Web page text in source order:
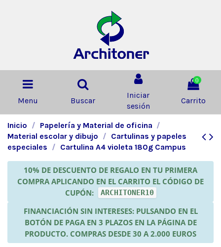
Menu Buscar
Iniciar
sesión
0
Carrito
Inicio
Papelería y Material de oficina
Material escolar y dibujo
Cartulinas y papeles
especiales
Cartulina A4 violeta 180g Campus
10% DE DESCUENTO DE REGALO EN TU PRIMERA
COMPRA APLICANDO EN EL CARRITO EL CÓDIGO DE
CUPÓN:
ARCHITONER10
FINANCIACIÓN SIN INTERESES: PULSANDO EN EL
BOTÓN DE PAGA EN 3 PLAZOS EN LA PÁGINA DE
PRODUCTO. COMPRAS DESDE 30 A 2.000 EUROS